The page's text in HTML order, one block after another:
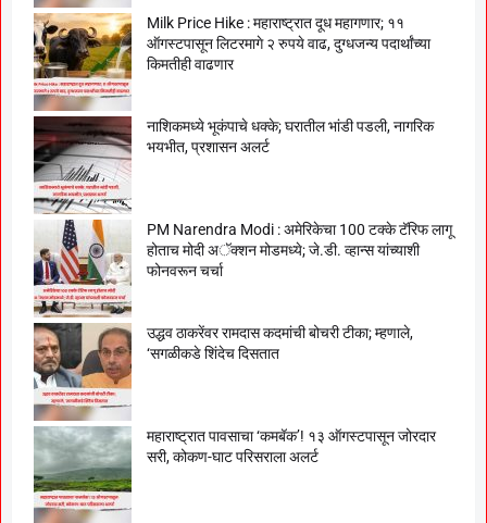
Milk Price Hike : महाराष्ट्रात दूध महागणार; ११
ऑगस्टपासून लिटरमागे २ रुपये वाढ, दुग्धजन्य पदार्थांच्या
किमतीही वाढणार
नाशिकमध्ये भूकंपाचे धक्के; घरातील भांडी पडली, नागरिक
भयभीत, प्रशासन अलर्ट
PM Narendra Modi : अमेरिकेचा 100 टक्के टॅरिफ लागू
होताच मोदी अॅक्शन मोडमध्ये; जे.डी. व्हान्स यांच्याशी
फोनवरून चर्चा
उद्धव ठाकरेंवर रामदास कदमांची बोचरी टीका; म्हणाले,
‘सगळीकडे शिंदेच दिसतात
महाराष्ट्रात पावसाचा ‘कमबॅक’! १३ ऑगस्टपासून जोरदार
सरी, कोकण-घाट परिसराला अलर्ट